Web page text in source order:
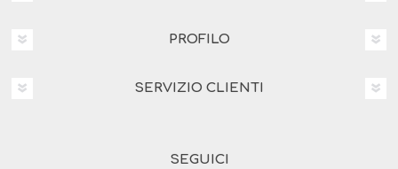
PROFILO
SERVIZIO CLIENTI
SEGUICI